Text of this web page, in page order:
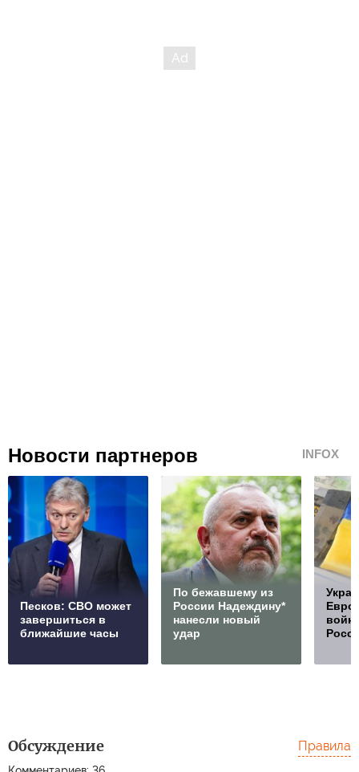
Новости партнеров INFOX
Песков: СВО может
завершиться в
ближайшие часы
По бежавшему из
России Надеждину*
нанесли новый
удар
Обсуждение Правила